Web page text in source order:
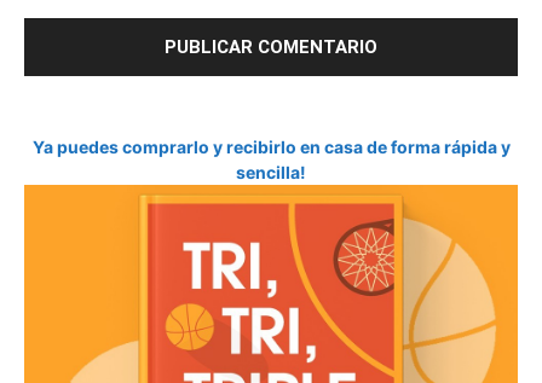
Ya puedes comprarlo y recibirlo en casa de forma rápida y
sencilla!